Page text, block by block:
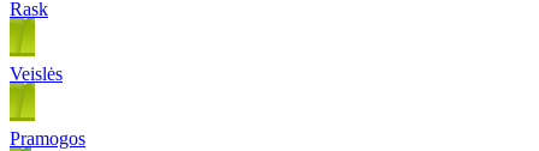
Rask
Veislės
Pramogos